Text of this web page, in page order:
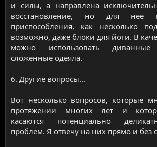
и силы, а направлена
восстановление, но для нее
приспособления, как несколько
возможно, даже блоки для йоги. В
можно использовать
сложенные одеяла.
6. Другие вопросы...
Вот несколько вопросов, которые
протяжении многих лет и
касаются потенциально
проблем. Я отвечу на них прямо и без